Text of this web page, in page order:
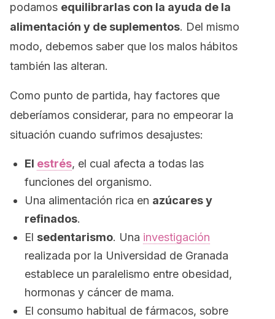
podamos equilibrarlas con la ayuda de la
alimentación y de suplementos. Del mismo
modo, debemos saber que los malos hábitos
también las alteran.
Como punto de partida, hay factores que
deberíamos considerar, para no empeorar la
situación cuando sufrimos desajustes:
El estrés, el cual afecta a todas las
funciones del organismo.
Una alimentación rica en azúcares y
refinados.
El sedentarismo. Una investigación
realizada por la Universidad de Granada
establece un paralelismo entre obesidad,
hormonas y cáncer de mama.
El consumo habitual de fármacos, sobre